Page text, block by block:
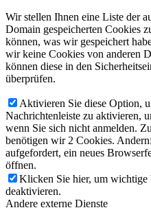
Wir stellen Ihnen eine Liste der
Domain gespeicherten Cookies
können, was wir gespeichert
wir keine Cookies von anderen
können diese in den
überprüfen.
Aktivieren Sie diese Option,
Nachrichtenleiste zu aktivieren,
wenn Sie sich nicht anmelden.
benötigen wir 2 Cookies.
aufgefordert, ein neues
öffnen.
Klicken Sie hier, um wichtige
deaktivieren.
Andere externe Dienste